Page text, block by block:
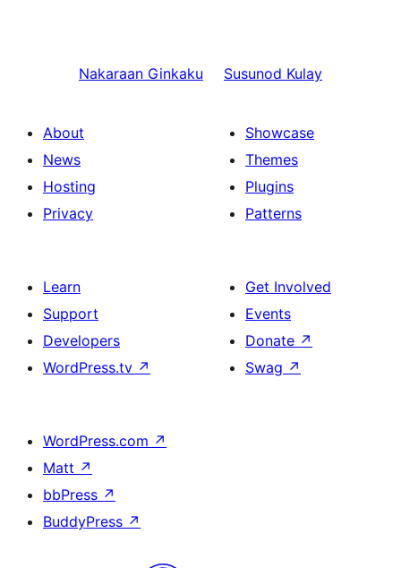
Nakaraan Ginkaku Susunod Kulay
About
News
Hosting
Privacy
Showcase
Themes
Plugins
Patterns
Learn
Support
Developers
WordPress.tv ↗
Get Involved
Events
Donate ↗
Swag ↗
WordPress.com ↗
Matt ↗
bbPress ↗
BuddyPress ↗